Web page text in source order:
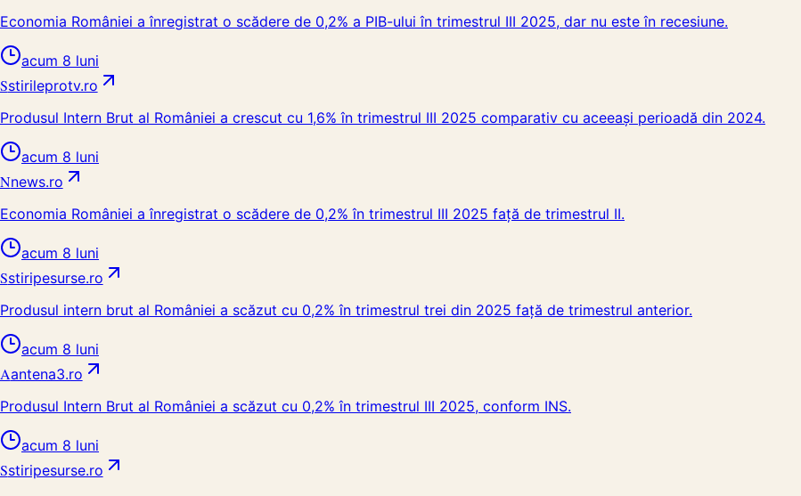
Economia României a înregistrat o scădere de 0,2% a PIB-ului în trimestrul III 2025, dar nu este în recesiune.
acum 8 luni
Sstirileprotv.ro
Produsul Intern Brut al României a crescut cu 1,6% în trimestrul III 2025 comparativ cu aceeași perioadă din 2024.
acum 8 luni
Nnews.ro
Economia României a înregistrat o scădere de 0,2% în trimestrul III 2025 față de trimestrul II.
acum 8 luni
Sstiripesurse.ro
Produsul intern brut al României a scăzut cu 0,2% în trimestrul trei din 2025 față de trimestrul anterior.
acum 8 luni
Aantena3.ro
Produsul Intern Brut al României a scăzut cu 0,2% în trimestrul III 2025, conform INS.
acum 8 luni
Sstiripesurse.ro